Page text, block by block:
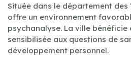
Située dans le département des
offre un environnement
psychanalyse. La ville
sensibilisée aux questions de
développement personnel.